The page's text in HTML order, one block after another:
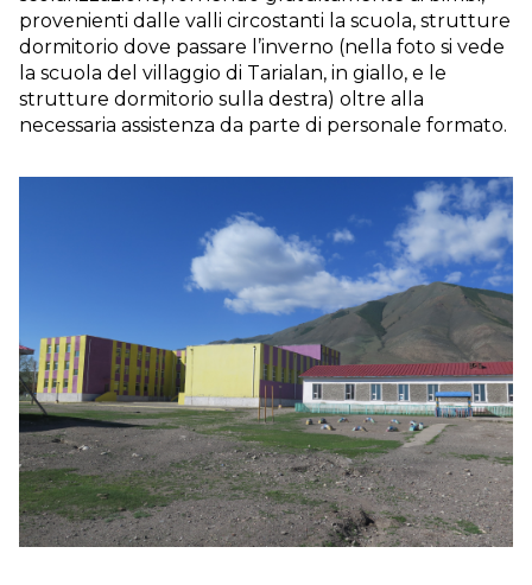
provenienti dalle valli circostanti la scuola, strutture
dormitorio dove passare l’inverno (nella foto si vede
la scuola del villaggio di Tarialan, in giallo, e le
strutture dormitorio sulla destra) oltre alla
necessaria assistenza da parte di personale formato.